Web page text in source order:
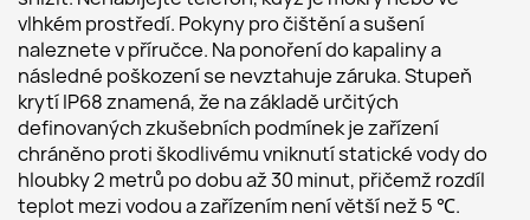
vlhkém prostředí. Pokyny pro čištění a sušení
naleznete v příručce. Na ponoření do kapaliny a
následné poškození se nevztahuje záruka. Stupeň
krytí IP68 znamená, že na základě určitých
definovaných zkušebních podmínek je zařízení
chráněno proti škodlivému vniknutí statické vody do
hloubky 2 metrů po dobu až 30 minut, přičemž rozdíl
teplot mezi vodou a zařízením není větší než 5 ℃.